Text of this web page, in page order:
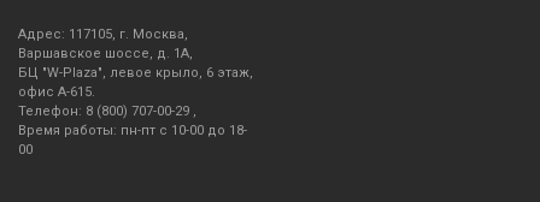
Адрес: 117105, г. Москва,
Варшавское шоссе, д. 1А,
БЦ "W-Plaza", левое крыло, 6 этаж,
офис А-615.
Телефон: 8 (800) 707-00-29 ,
Время работы: пн-пт с 10-00 до 18-
00